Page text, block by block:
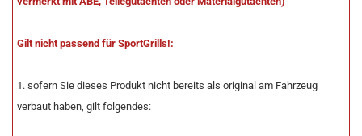
Gilt nicht passend für SportGrills!:
1. sofern Sie dieses Produkt nicht bereits als original am Fahrzeug
verbaut haben, gilt folgendes: